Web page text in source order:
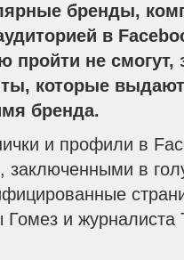
бренды,
в
не смогут,
которые
бренда.
и профили в
в
и